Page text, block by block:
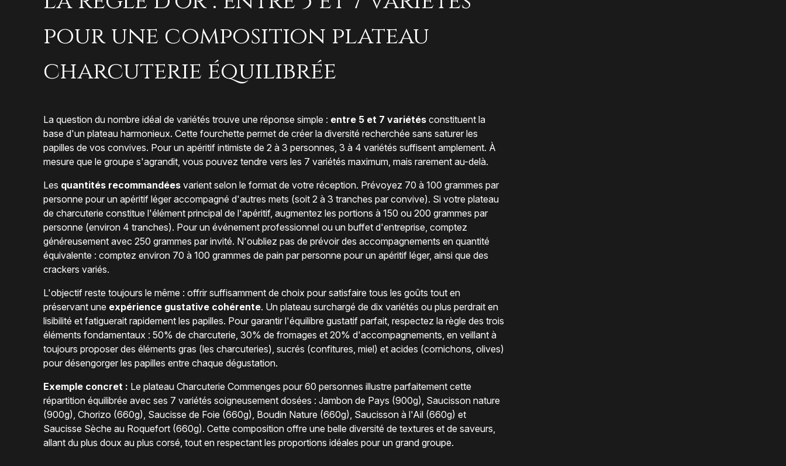
pour une composition plateau
charcuterie équilibrée
La question du nombre idéal de variétés trouve une réponse simple : entre 5 et 7 variétés constituent la
base d'un plateau harmonieux. Cette fourchette permet de créer la diversité recherchée sans saturer les
papilles de vos convives. Pour un apéritif intimiste de 2 à 3 personnes, 3 à 4 variétés suffisent amplement. À
mesure que le groupe s'agrandit, vous pouvez tendre vers les 7 variétés maximum, mais rarement au-delà.
Les quantités recommandées varient selon le format de votre réception. Prévoyez 70 à 100 grammes par
personne pour un apéritif léger accompagné d'autres mets (soit 2 à 3 tranches par convive). Si votre plateau
de charcuterie constitue l'élément principal de l'apéritif, augmentez les portions à 150 ou 200 grammes par
personne (environ 4 tranches). Pour un événement professionnel ou un buffet d'entreprise, comptez
généreusement avec 250 grammes par invité. N'oubliez pas de prévoir des accompagnements en quantité
équivalente : comptez environ 70 à 100 grammes de pain par personne pour un apéritif léger, ainsi que des
crackers variés.
L'objectif reste toujours le même : offrir suffisamment de choix pour satisfaire tous les goûts tout en
préservant une expérience gustative cohérente. Un plateau surchargé de dix variétés ou plus perdrait en
lisibilité et fatiguerait rapidement les papilles. Pour garantir l'équilibre gustatif parfait, respectez la règle des trois
éléments fondamentaux : 50% de charcuterie, 30% de fromages et 20% d'accompagnements, en veillant à
toujours proposer des éléments gras (les charcuteries), sucrés (confitures, miel) et acides (cornichons, olives)
pour désengorger les papilles entre chaque dégustation.
Exemple concret : Le plateau Charcuterie Commenges pour 60 personnes illustre parfaitement cette
répartition équilibrée avec ses 7 variétés soigneusement dosées : Jambon de Pays (900g), Saucisson nature
(900g), Chorizo (660g), Saucisse de Foie (660g), Boudin Nature (660g), Saucisson à l'Ail (660g) et
Saucisse Sèche au Roquefort (660g). Cette composition offre une belle diversité de textures et de saveurs,
allant du plus doux au plus corsé, tout en respectant les proportions idéales pour un grand groupe.